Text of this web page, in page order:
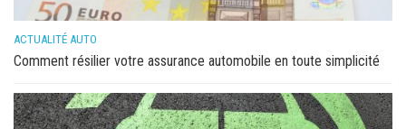
ACTUALITÉ AUTO
Comment résilier votre assurance automobile en toute simplicité